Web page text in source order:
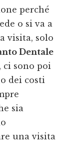
perché
o si va a
visita, solo
Dentale
ci sono poi
dei costi
sia
una visita